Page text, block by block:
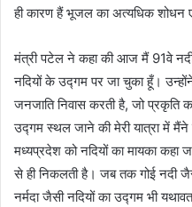
ही कारण हैं भूजल का अत्यधिक शोधन
मंत्री पटेल ने कहा की आज मैं 91वे
नदियों के उद्गम पर जा चुका हूँ।
जनजाति निवास करती है, जो प्रकृति
उद्गम स्थल जाने की मेरी यात्रा में मैंने
मध्यप्रदेश को नदियों का मायका कहा
से ही निकलती है। जब तक गोई नदी
नर्मदा जैसी नदियों का उद्गम भी